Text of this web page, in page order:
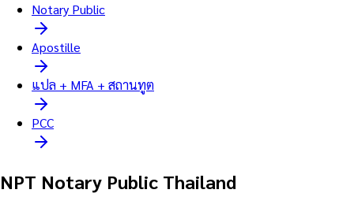
Notary Public
Apostille
แปล + MFA + สถานทูต
PCC
NPT Notary Public Thailand